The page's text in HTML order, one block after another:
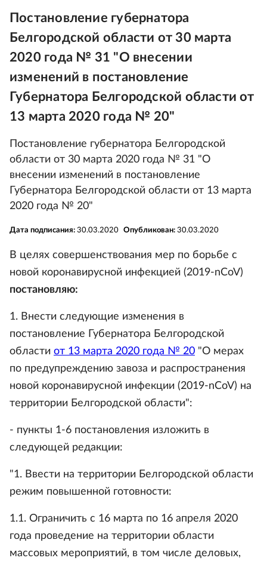
Постановление губернатора
Белгородской области от 30 марта
2020 года № 31 "О внесении
изменений в постановление
Губернатора Белгородской области от
13 марта 2020 года № 20"
Постановление губернатора Белгородской
области от 30 марта 2020 года № 31 "О
внесении изменений в постановление
Губернатора Белгородской области от 13 марта
2020 года № 20"
Дата подписания: 30.03.2020 Опубликован: 30.03.2020
В целях совершенствования мер по борьбе с
новой коронавирусной инфекцией (2019-nCoV)
постановляю:
1. Внести следующие изменения в
постановление Губернатора Белгородской
области от 13 марта 2020 года № 20 "О мерах
по предупреждению завоза и распространения
новой коронавирусной инфекции (2019-nCoV) на
территории Белгородской области":
- пункты 1-6 постановления изложить в
следующей редакции:
"1. Ввести на территории Белгородской области
режим повышенной готовности:
1.1. Ограничить с 16 марта по 16 апреля 2020
года проведение на территории области
массовых мероприятий, в том числе деловых,